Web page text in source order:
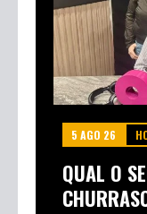
5 AGO 26
QUAL O